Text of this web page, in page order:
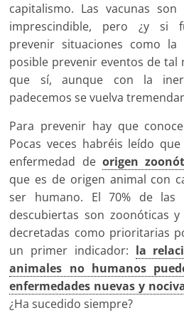
capitalismo. Las vacunas
imprescindible, pero ¿y si
prevenir situaciones como la
posible prevenir eventos de tal
que sí, aunque con la
padecemos se vuelva
Para prevenir hay que
Pocas veces habréis leído
enfermedad de origen
que es de origen animal con
ser humano. El 70% de las
descubiertas son zoonóticas
decretadas como prioritarias
un primer indicador: la
animales no humanos
enfermedades nuevas y
¿Ha sucedido siempre?